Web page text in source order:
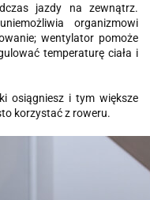
jazdy na zewnątrz.
organizmowi
wentylator pomoże
temperaturę ciała i
osiągniesz i tym większe
korzystać z roweru.